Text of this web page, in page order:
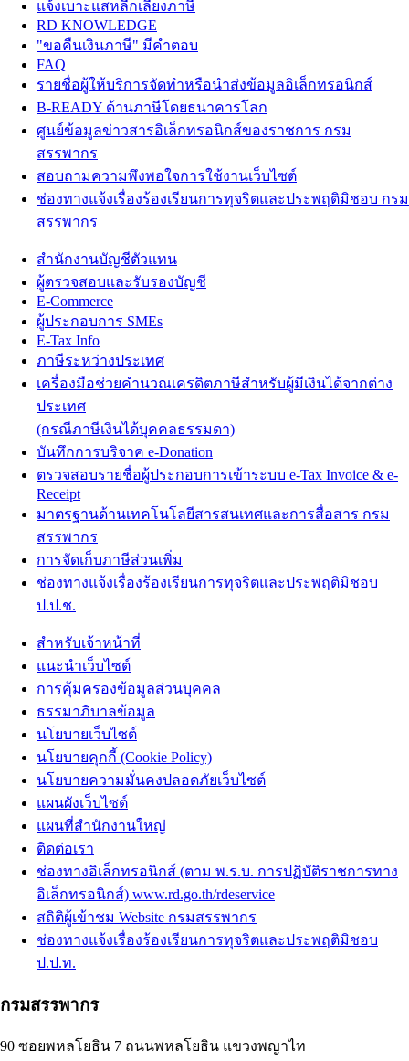
แจ้งเบาะแสหลีกเลี่ยงภาษี
RD KNOWLEDGE
"ขอคืนเงินภาษี" มีคำตอบ
FAQ
รายชื่อผู้ให้บริการจัดทำหรือนำส่งข้อมูลอิเล็กทรอนิกส์
B-READY ด้านภาษีโดยธนาคารโลก
ศูนย์ข้อมูลข่าวสารอิเล็กทรอนิกส์ของราชการ กรม
สรรพากร
สอบถามความพึงพอใจการใช้งานเว็บไซต์
ช่องทางแจ้งเรื่องร้องเรียนการทุจริตและประพฤติมิชอบ กรม
สรรพากร
สำนักงานบัญชีตัวแทน
ผู้ตรวจสอบและรับรองบัญชี
E-Commerce
ผู้ประกอบการ SMEs
E-Tax Info
ภาษีระหว่างประเทศ
เครื่องมือช่วยคำนวณเครดิตภาษีสำหรับผู้มีเงินได้จากต่าง
ประเทศ
(กรณีภาษีเงินได้บุคคลธรรมดา)
บันทึกการบริจาค e-Donation
ตรวจสอบรายชื่อผู้ประกอบการเข้าระบบ e-Tax Invoice & e-
Receipt
มาตรฐานด้านเทคโนโลยีสารสนเทศและการสื่อสาร กรม
สรรพากร
การจัดเก็บภาษีส่วนเพิ่ม
ช่องทางแจ้งเรื่องร้องเรียนการทุจริตและประพฤติมิชอบ
ป.ป.ช.
สำหรับเจ้าหน้าที่
แนะนำเว็บไซต์
การคุ้มครองข้อมูลส่วนบุคคล
ธรรมาภิบาลข้อมูล
นโยบายเว็บไซต์
นโยบายคุกกี้ (Cookie Policy)
นโยบายความมั่นคงปลอดภัยเว็บไซต์
แผนผังเว็บไซต์
แผนที่สำนักงานใหญ่
ติดต่อเรา
ช่องทางอิเล็กทรอนิกส์ (ตาม พ.ร.บ. การปฏิบัติราชการทาง
อิเล็กทรอนิกส์) www.rd.go.th/rdeservice
สถิติผู้เข้าชม Website กรมสรรพากร
ช่องทางแจ้งเรื่องร้องเรียนการทุจริตและประพฤติมิชอบ
ป.ป.ท.
กรมสรรพากร
90 ซอยพหลโยธิน 7 ถนนพหลโยธิน แขวงพญาไท